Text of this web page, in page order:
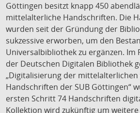
Göttingen besitzt knapp 450
mittelalterliche Handschriften. Die
wurden seit der Gründung der
sukzessive erworben, um den
Universalbibliothek zu ergänzen. Im
der Deutschen Digitalen Bibliothek
„Digitalisierung der
Handschriften der SUB Göttingen“
ersten Schritt 74 Handschriften
Kollektion wird zukünftig um